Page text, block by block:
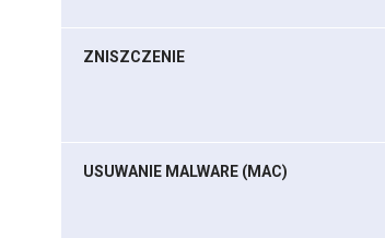
ZNISZCZENIE
USUWANIE MALWARE (MAC)